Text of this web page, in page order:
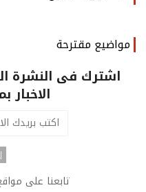
مواضيع مقترحة
اشترك فى النشرة
الاخبار
تابعنا على